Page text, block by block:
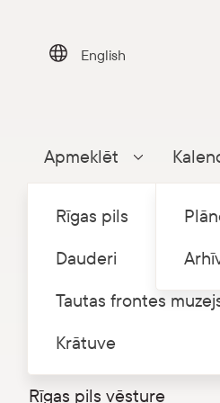
English
Apmeklēt Parādīt
Rīgas pils
Dauderi
Tautas frontes
Krātuve
Rīgas pils
Rīgas pils vēsture